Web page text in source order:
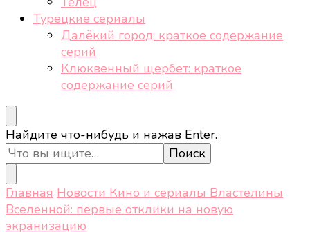
Турецкие сериалы
Далёкий город: краткое содержание
серий
Клюквенный щербет: краткое
содержание серий
Ищите
что-
то?
Найдите что-нибудь и нажав Enter.
Главная Новости Кино и сериалы Властелины
Вселенной: первые отклики на новую
экранизацию